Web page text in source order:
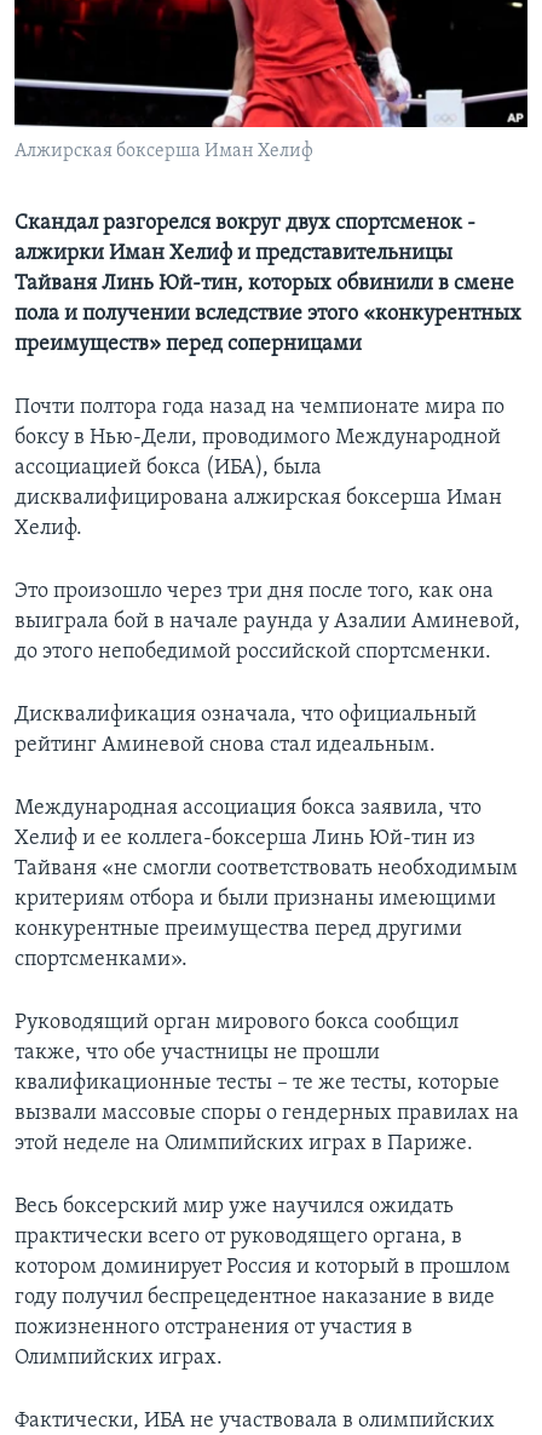
Learning English
Языки
Алжирская боксерша Иман Хелиф
Скандал разгорелся вокруг двух спортсменок -
алжирки Иман Хелиф и представительницы
Тайваня Линь Юй-тин, которых обвинили в смене
пола и получении вследствие этого «конкурентных
преимуществ» перед соперницами
Почти полтора года назад на чемпионате мира по
боксу в Нью-Дели, проводимого Международной
ассоциацией бокса (ИБА), была
дисквалифицирована алжирская боксерша Иман
Хелиф.
Это произошло через три дня после того, как она
выиграла бой в начале раунда у Азалии Аминевой,
до этого непобедимой российской спортсменки.
Дисквалификация означала, что официальный
рейтинг Аминевой снова стал идеальным.
Международная ассоциация бокса заявила, что
Хелиф и ее коллега-боксерша Линь Юй-тин из
Тайваня «не смогли соответствовать необходимым
критериям отбора и были признаны имеющими
конкурентные преимущества перед другими
спортсменками».
Руководящий орган мирового бокса сообщил
также, что обе участницы не прошли
квалификационные тесты – те же тесты, которые
вызвали массовые споры о гендерных правилах на
этой неделе на Олимпийских играх в Париже.
Весь боксерский мир уже научился ожидать
практически всего от руководящего органа, в
котором доминирует Россия и который в прошлом
году получил беспрецедентное наказание в виде
пожизненного отстранения от участия в
Олимпийских играх.
Фактически, ИБА не участвовала в олимпийских